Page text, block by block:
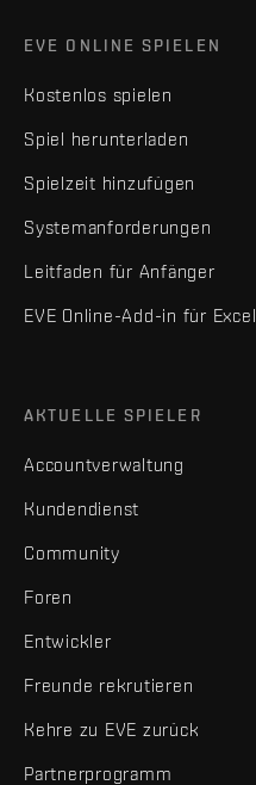
EVE ONLINE SPIELEN
Kostenlos spielen
Spiel herunterladen
Spielzeit hinzufügen
Systemanforderungen
Leitfaden für Anfänger
EVE Online-Add-in für Excel
AKTUELLE SPIELER
Accountverwaltung
Kundendienst
Community
Foren
Entwickler
Freunde rekrutieren
Kehre zu EVE zurück
Partnerprogramm